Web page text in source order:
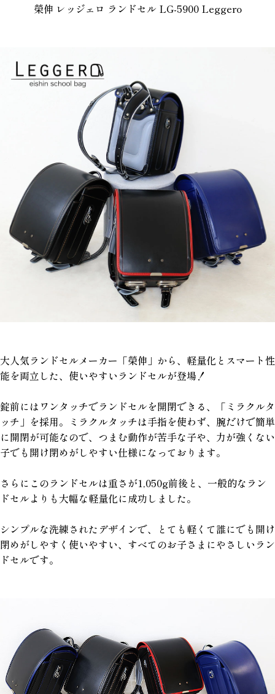
榮伸 レッジェロ ランドセル LG-5900 Leggero
大人気ランドセルメーカー「榮伸」から、軽量化とスマート性
能を両立した、使いやすいランドセルが登場！
錠前にはワンタッチでランドセルを開閉できる、「ミラクルタ
ッチ」を採用。ミラクルタッチは手指を使わず、腕だけで簡単
に開閉が可能なので、つまむ動作が苦手な子や、力が強くない
子でも開け閉めがしやすい仕様になっております。
さらにこのランドセルは重さが1,050g前後と、一般的なラン
ドセルよりも大幅な軽量化に成功しました。
シンプルな洗練されたデザインで、とても軽くて誰にでも開け
閉めがしやすく使いやすい、すべてのお子さまにやさしいラン
ドセルです。